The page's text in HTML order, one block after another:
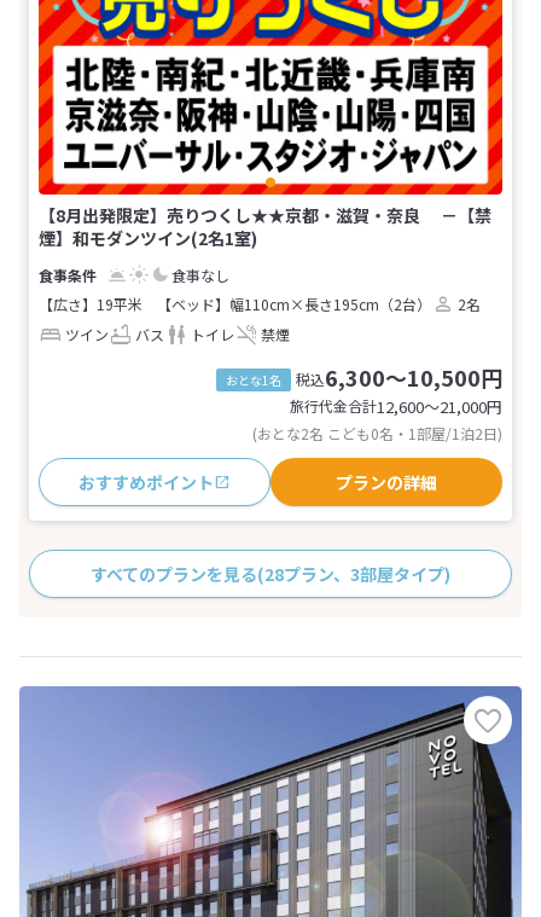
【8月出発限定】売りつくし★★京都・滋賀・奈良 －【禁
煙】和モダンツイン(2名1室)
食事なし
【広さ】19平米
【ベッド】幅110cm×長さ195cm（2台）
2名
ツイン
バス トイレ 禁煙
おとな1名 税込6,300～10,500円
旅行代金合計12,600〜21,000円
(おとな2名 こども0名・1部屋/1泊2日)
おすすめポイント プランの詳細
すべてのプランを見る(28プラン、3部屋タイプ)